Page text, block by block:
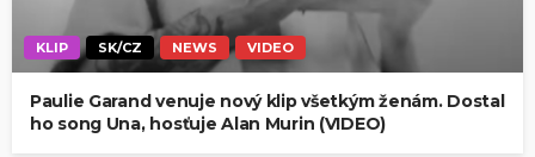
KLIP SK/CZ NEWS VIDEO
Paulie Garand venuje nový klip všetkým ženám. Dostal
ho song Una, hosťuje Alan Murin (VIDEO)